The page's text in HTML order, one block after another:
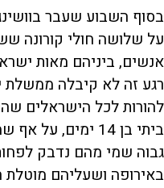
בסוף השבוע שעבר
על שלושה חולי קורונה
אנשים, ביניהם מאות
רגע זה לא קיבלה
להורות לכל הישראלים
ביתי בן 14 ימים,
גבוה שמי מהם נדבק
באירופה ושעליהם מוטלת